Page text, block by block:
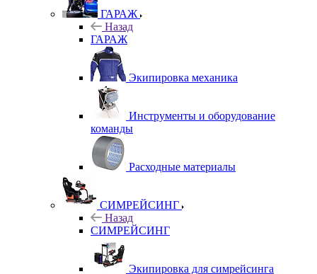
ГАРАЖ
Назад
ГАРАЖ
Экипировка механика
Инструменты и оборудование
команды
Расходные материалы
СИМРЕЙСИНГ
Назад
СИМРЕЙСИНГ
Экипировка для симрейсинга